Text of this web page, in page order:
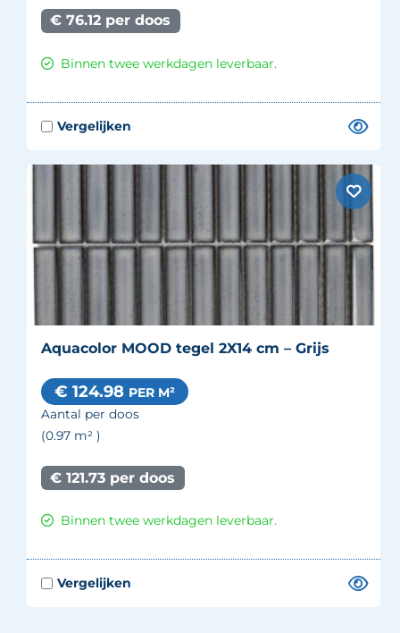
€ 76.12 per doos
Binnen twee werkdagen leverbaar.
Aquacolor MOOD tegel 2X14 cm – Grijs
€ 124.98 PER M²
Aantal per doos
(0.97 m² )
€ 121.73 per doos
Binnen twee werkdagen leverbaar.